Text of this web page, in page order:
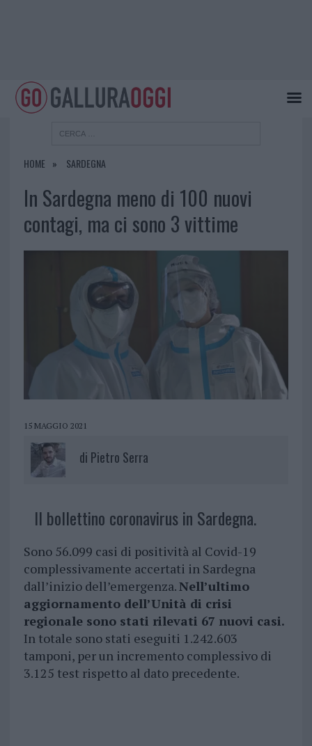
HOME SARDEGNA
In Sardegna meno di 100 nuovi
contagi, ma ci sono 3 vittime
15 MAGGIO 2021
di Pietro Serra
Il bollettino coronavirus in Sardegna.
Sono 56.099 casi di positività al Covid-19
complessivamente accertati in Sardegna
dall’inizio dell’emergenza.Nell’ultimo
aggiornamento dell’Unità di crisi
regionale sono stati rilevati 67 nuovi casi.
In totale sono stati eseguiti 1.242.603
tamponi, per un incremento complessivo di
3.125 test rispetto al dato precedente.